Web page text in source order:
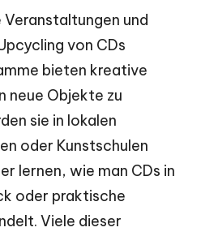
und
von CDs
bieten kreative
neue Objekte zu
sie in lokalen
oder Kunstschulen
lernen, wie man CDs in
oder praktische
Viele dieser